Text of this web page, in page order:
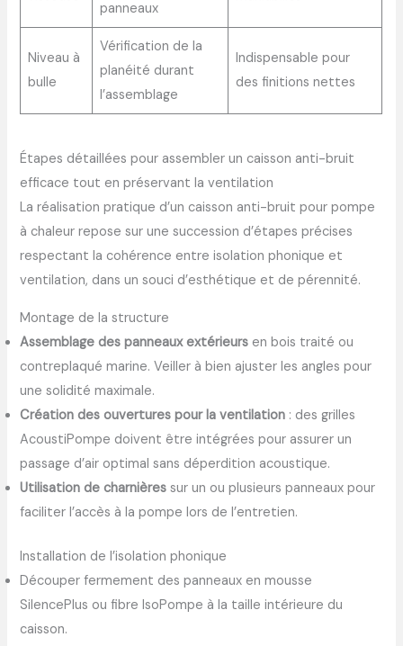
panneaux
Niveau à
bulle
Vérification de la
planéité durant
l’assemblage
Indispensable pour
des finitions nettes
Étapes détaillées pour assembler un caisson anti-bruit
efficace tout en préservant la ventilation
La réalisation pratique d’un caisson anti-bruit pour pompe
à chaleur repose sur une succession d’étapes précises
respectant la cohérence entre isolation phonique et
ventilation, dans un souci d’esthétique et de pérennité.
Montage de la structure
Assemblage des panneaux extérieurs en bois traité ou
contreplaqué marine. Veiller à bien ajuster les angles pour
une solidité maximale.
Création des ouvertures pour la ventilation : des grilles
AcoustiPompe doivent être intégrées pour assurer un
passage d’air optimal sans déperdition acoustique.
Utilisation de charnières sur un ou plusieurs panneaux pour
faciliter l’accès à la pompe lors de l’entretien.
Installation de l’isolation phonique
Découper fermement des panneaux en mousse
SilencePlus ou fibre IsoPompe à la taille intérieure du
caisson.